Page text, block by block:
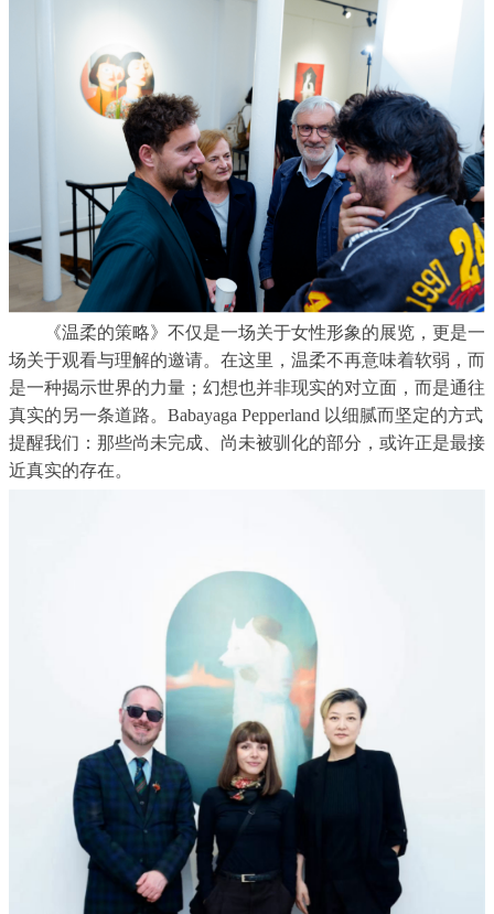
《温柔的策略》不仅是一场关于女性形象的展览，更是一
场关于观看与理解的邀请。在这里，温柔不再意味着软弱，而
是一种揭示世界的力量；幻想也并非现实的对立面，而是通往
真实的另一条道路。 Babayaga Pepperland 以细腻而坚定的方式
提醒我们：那些尚未完成、尚未被驯化的部分，或许正是最接
近真实的存在。